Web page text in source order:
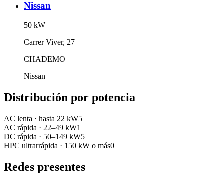
Nissan
50 kW
Carrer Viver, 27
CHADEMO
Nissan
Distribución por potencia
AC lenta · hasta 22 kW5
AC rápida · 22–49 kW1
DC rápida · 50–149 kW5
HPC ultrarrápida · 150 kW o más0
Redes presentes